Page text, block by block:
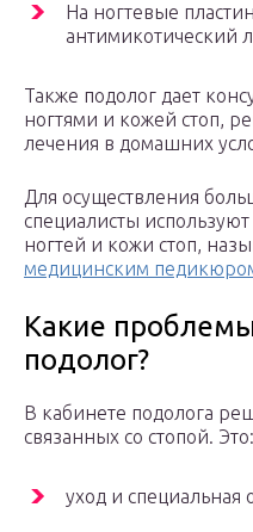
На ногтевые
антимикотический
Также подолог дает
ногтями и кожей стоп,
лечения в домашних
Для осуществления
специалисты
ногтей и кожи стоп,
медицинским
Какие
подолог?
В кабинете подолога
связанных со стопой. Это:
уход и специальная